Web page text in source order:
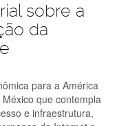
sobre a
da
para a América
que contempla
e infraestrutura,